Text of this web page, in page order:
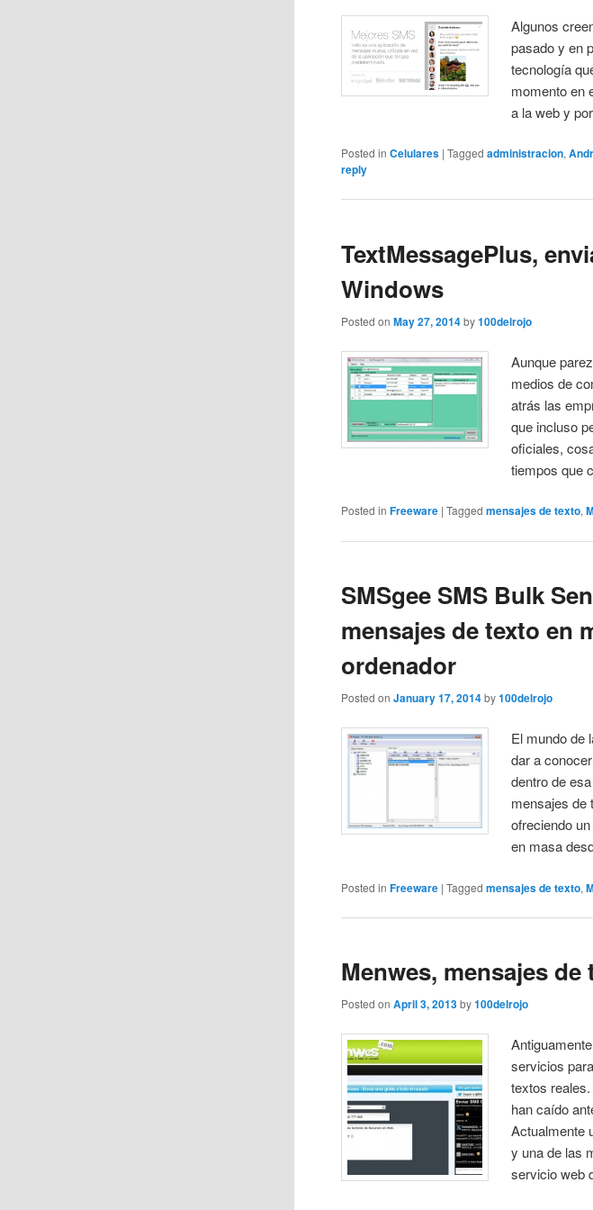
Algunos
pasado y en
tecnología
momento en
a la web y
Posted in Celulares |Tagged administracion,
reply
TextMessagePlus,
Windows
Posted onMay 27, 2014 by100delrojo
Aunque
medios de
atrás las
que incluso
oficiales,
tiempos que
Posted in Freeware |Tagged mensajes de texto,
SMSgee SMS Bulk
mensajes de texto en
ordenador
Posted onJanuary 17, 2014 by100delrojo
El mundo de
dar a
dentro de
mensajes de
ofreciendo
en masa
Posted in Freeware |Tagged mensajes de texto,
Menwes, mensajes
Posted onApril 3, 2013 by100delrojo
servicios
textos
han caído
Actualmente
y una de las
servicio web